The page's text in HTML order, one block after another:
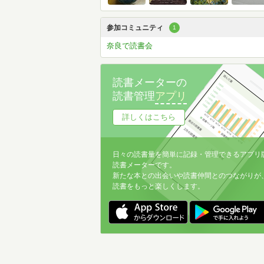
参加コミュニティ 1
奈良で読書会
読書メーターの
読書管理アプリ
詳しくはこちら
日々の読書量を簡単に記録・管理できるアプリ
読書メーターです。
新たな本との出会いや読書仲間とのつながりが
読書をもっと楽しくします。